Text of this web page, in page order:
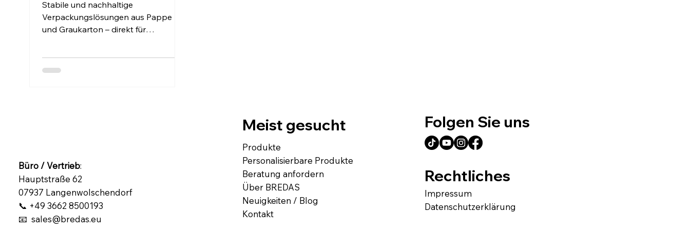
Stabile und nachhaltige
Verpackungslösungen aus Pappe
und Graukarton – direkt für
maßgeschneiderte
Meist gesucht
Produkte
Personalisierbare Produkte
Beratung anfordern
Über BREDAS
Neuigkeiten / Blog
Kontakt
Folgen Sie uns
Büro / Vertrieb:
Hauptstraße 62
07937 Langenwolschendorf
📞 +49 3662 8500193
📧 sales@bredas.eu
Rechtliches
Impressum
Datenschutzerklärung